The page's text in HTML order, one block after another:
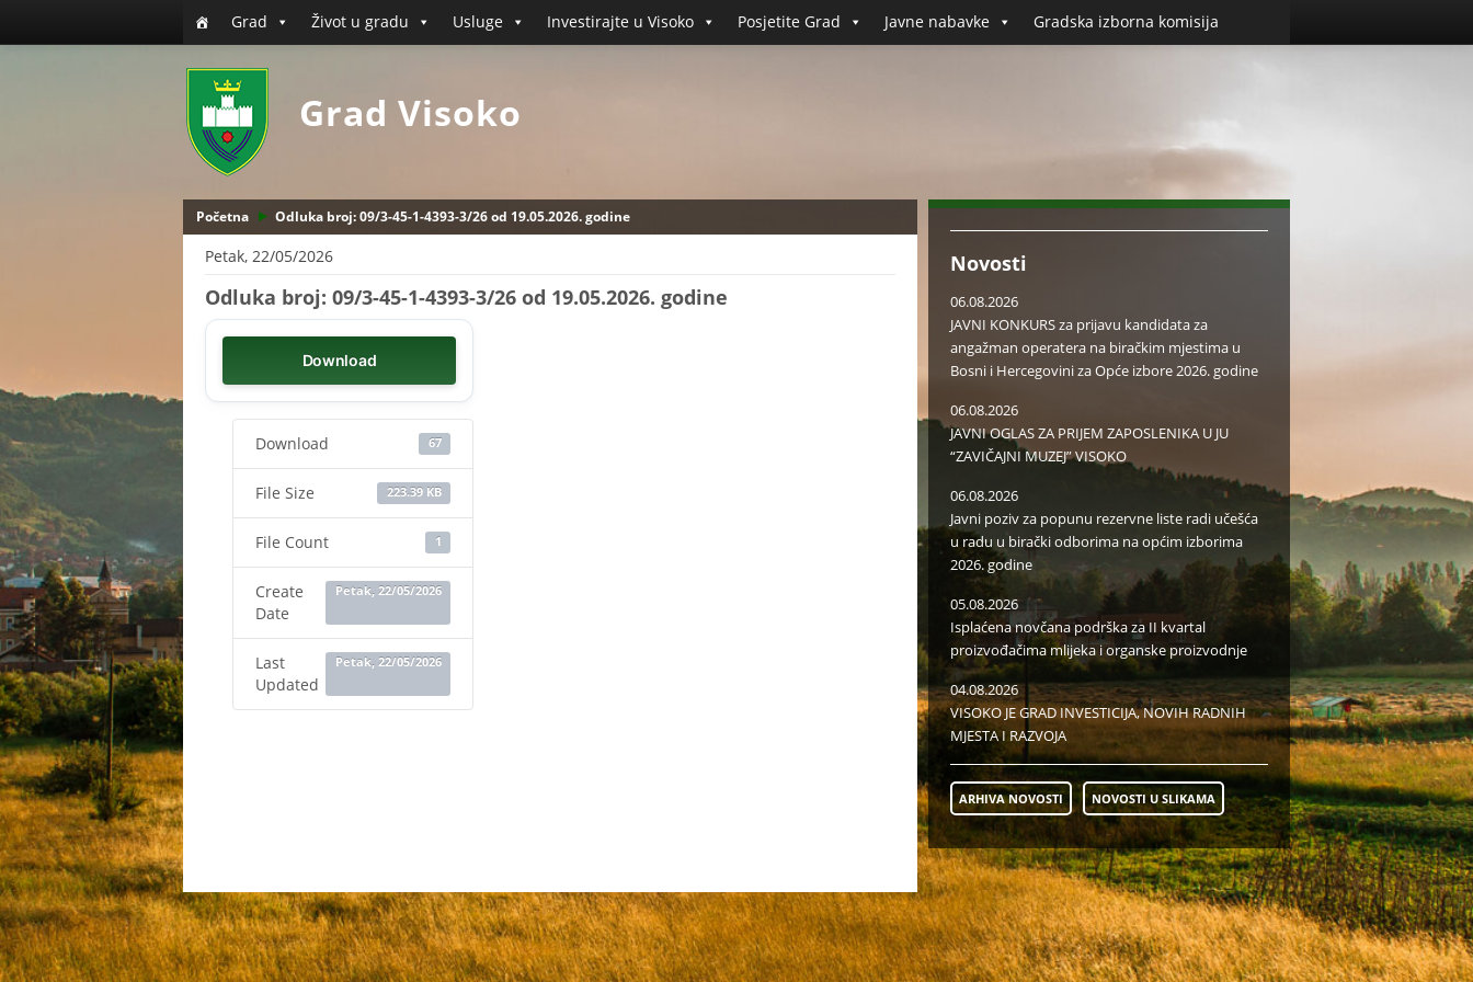
Grad Život u gradu Usluge Investirajte u Visoko Posjetite Grad Javne nabavke Gradska izborna komisija
Grad Visoko
Početna Odluka broj: 09/3-45-1-4393-3/26 od 19.05.2026. godine
Petak, 22/05/2026
Odluka broj: 09/3-45-1-4393-3/26 od 19.05.2026. godine
Download
Download 67
File Size 223.39 KB
File Count 1
Create
Date
Petak, 22/05/2026
Last
Updated
Petak, 22/05/2026
Novosti
06.08.2026
JAVNI KONKURS za prijavu kandidata za
angažman operatera na biračkim mjestima u
Bosni i Hercegovini za Opće izbore 2026. godine
06.08.2026
JAVNI OGLAS ZA PRIJEM ZAPOSLENIKA U JU
“ZAVIČAJNI MUZEJ” VISOKO
06.08.2026
Javni poziv za popunu rezervne liste radi učešća
u radu u birački odborima na općim izborima
2026. godine
05.08.2026
Isplaćena novčana podrška za II kvartal
proizvođačima mlijeka i organske proizvodnje
04.08.2026
VISOKO JE GRAD INVESTICIJA, NOVIH RADNIH
MJESTA I RAZVOJA
ARHIVA NOVOSTI NOVOSTI U SLIKAMA